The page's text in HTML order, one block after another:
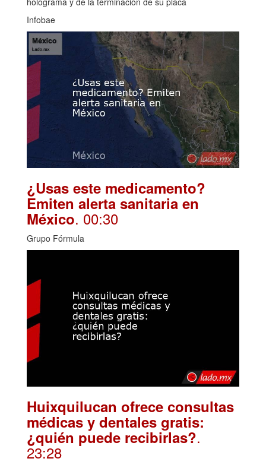
Infobae
¿Usas este medicamento?
Emiten alerta sanitaria en
México. 00:30
Grupo Fórmula
Huixquilucan ofrece consultas
médicas y dentales gratis:
¿quién puede recibirlas?.
23:28